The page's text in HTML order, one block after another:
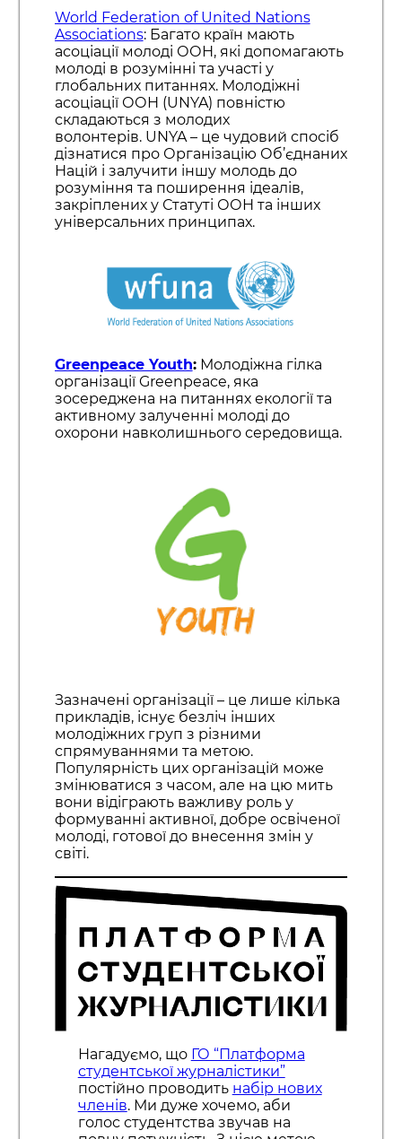
World Federation of United Nations
Associations: Багато країн мають
асоціації молоді ООН, які допомагають
молоді в розумінні та участі у
глобальних питаннях. Молодіжні
асоціації ООН (UNYA) повністю
складаються з молодих
волонтерів. UNYA – це чудовий спосіб
дізнатися про Організацію Об’єднаних
Націй і залучити іншу молодь до
розуміння та поширення ідеалів,
закріплених у Статуті ООН та інших
універсальних принципах.
Greenpeace Youth:Молодіжна гілка
організації Greenpeace, яка
зосереджена на питаннях екології та
активному залученні молоді до
охорони навколишнього середовища.
Зазначені організації – це лише кілька
прикладів, існує безліч інших
молодіжних груп з різними
спрямуваннями та метою.
Популярність цих організацій може
змінюватися з часом, але на цю мить
вони відіграють важливу роль у
формуванні активної, добре освіченої
молоді, готової до внесення змін у
світі.
Нагадуємо, що ГО “Платформа
студентської журналістики”
постійно проводить набір нових
членів. Ми дуже хочемо, аби
голос студентства звучав на